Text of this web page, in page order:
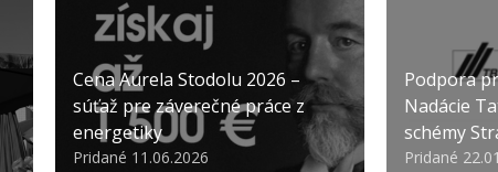
Cena Aurela Stodolu 2026 –
súťaž pre záverečné práce z
energetiky
Pridané 11.06.2026
Podpora
Nadácie
schémy
Pridané